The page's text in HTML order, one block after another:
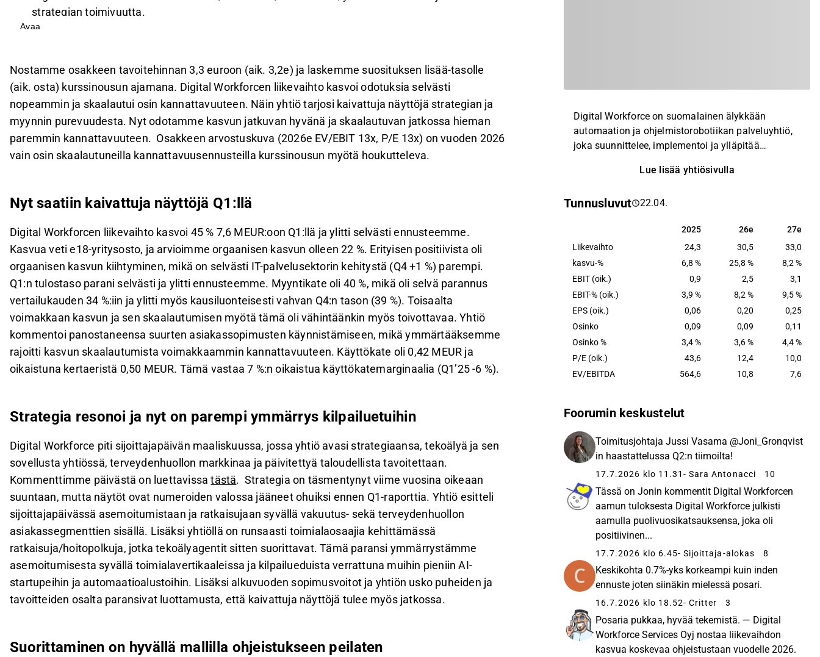
strategian toimivuutta.
Yhtiön myyntikate parani 40 %:iin, ja oikaistu käyttökate oli 0,50 MEUR, mikä vastaa 7 %:n
Digital Workforce odottaa liikevaihdon kasvavan vähintään 15 % vuonna 2026, ja oikaistun
käyttökatteen olevan 7–13 % liikevaihdosta.
Osakkeen arvostus on houkutteleva, ja tavoitehinta nostettiin 3,3 euroon, mutta jatkuvat
näytöt tuloskäänteen jatkumisesta ovat tarpeen.
Tämä sisältö on tekoälyn tuottamaa. Anna siihen liittyvää palautetta Inderesin foorumilla .
Avaa
Nostamme osakkeen tavoitehinnan 3,3 euroon (aik. 3,2e) ja laskemme suosituksen lisää-tasolle
(aik. osta) kurssinousun ajamana. Digital Workforcen liikevaihto kasvoi odotuksia selvästi
nopeammin ja skaalautui osin kannattavuuteen. Näin yhtiö tarjosi kaivattuja näyttöjä strategian ja
myynnin purevuudesta. Nyt odotamme kasvun jatkuvan hyvänä ja skaalautuvan jatkossa hieman
paremmin kannattavuuteen. Osakkeen arvostuskuva (2026e EV/EBIT 13x, P/E 13x) on vuoden 2026
vain osin skaalautuneilla kannattavuusennusteilla kurssinousun myötä houkutteleva.
Nyt saatiin kaivattuja näyttöjä Q1:llä
Digital Workforcen liikevaihto kasvoi 45 % 7,6 MEUR:oon Q1:llä ja ylitti selvästi ennusteemme.
Kasvua veti e18-yritysosto, ja arvioimme orgaanisen kasvun olleen 22 %. Erityisen positiivista oli
orgaanisen kasvun kiihtyminen, mikä on selvästi IT-palvelusektorin kehitystä (Q4 +1 %) parempi.
Q1:n tulostaso parani selvästi ja ylitti ennusteemme. Myyntikate oli 40 %, mikä oli selvä parannus
vertailukauden 34 %:iin ja ylitti myös kausiluonteisesti vahvan Q4:n tason (39 %). Toisaalta
voimakkaan kasvun ja sen skaalautumisen myötä tämä oli vähintäänkin myös toivottavaa. Yhtiö
kommentoi panostaneensa suurten asiakassopimusten käynnistämiseen, mikä ymmärtääksemme
rajoitti kasvun skaalautumista voimakkaammin kannattavuuteen. Käyttökate oli 0,42 MEUR ja
oikaistuna kertaeristä 0,50 MEUR. Tämä vastaa 7 %:n oikaistua käyttökatemarginaalia (Q1’25 -6 %).
Strategia resonoi ja nyt on parempi ymmärrys kilpailuetuihin
Digital Workforce piti sijoittajapäivän maaliskuussa, jossa yhtiö avasi strategiaansa, tekoälyä ja sen
sovellusta yhtiössä, terveydenhuollon markkinaa ja päivitettyä taloudellista tavoitettaan.
Kommenttimme päivästä on luettavissatästä. Strategia on täsmentynyt viime vuosina oikeaan
suuntaan, mutta näytöt ovat numeroiden valossa jääneet ohuiksi ennen Q1-raporttia. Yhtiö esitteli
sijoittajapäivässä asemoitumistaan ja ratkaisujaan syvällä vakuutus- sekä terveydenhuollon
asiakassegmenttien sisällä. Lisäksi yhtiöllä on runsaasti toimialaosaajia kehittämässä
ratkaisuja/hoitopolkuja, jotka tekoälyagentit sitten suorittavat. Tämä paransi ymmärrystämme
asemoitumisesta syvällä toimialavertikaaleissa ja kilpailueduista verrattuna muihin pieniin AI-
startupeihin ja automaatioalustoihin. Lisäksi alkuvuoden sopimusvoitot ja yhtiön usko puheiden ja
tavoitteiden osalta paransivat luottamusta, että kaivattuja näyttöjä tulee myös jatkossa.
Suorittaminen on hyvällä mallilla ohjeistukseen peilaten
Digital Workforce on suomalainen älykkään
automaation ja ohjelmistorobotiikan palveluyhtiö,
joka suunnittelee, implementoi ja ylläpitää
ohjelmistorobotteja eli digityöntekijöitä
pääasiallisesti suurista globaaleista
Lue lisää yhtiösivulla
Tunnusluvut 22.04.
2025 26e 27e
2025 26e
27e
Liikevaihto
24,3 30,5
33,0
kasvu-%
6,8 % 25,8 %
8,2 %
EBIT (oik.)
0,9 2,5
3,1
EBIT-% (oik.)
3,9 % 8,2 %
9,5 %
EPS (oik.)
0,06 0,20
0,25
Osinko
0,09 0,09
0,11
Osinko %
3,4 % 3,6 %
4,4 %
P/E (oik.)
43,6 12,4
10,0
EV/EBITDA
564,6 10,8 7,6
Foorumin keskustelut
Toimitusjohtaja Jussi Vasama @Joni_Gronqvist
in haastattelussa Q2:n tiimoilta!
17.7.2026 klo 11.31 - Sara Antonacci 10
Tässä on Jonin kommentit Digital Workforcen
aamun tuloksesta Digital Workforce julkisti
aamulla puolivuosikatsauksensa, joka oli
positiivinen...
17.7.2026 klo 6.45- Sijoittaja-alokas 8
Keskikohta 0.7%-yks korkeampi kuin inden
ennuste joten siinäkin mielessä posari.
16.7.2026 klo 18.52- Critter 3
Posaria pukkaa, hyvää tekemistä. — Digital
Workforce Services Oyj nostaa liikevaihdon
kasvua koskevaa ohjeistustaan vuodelle 2026.